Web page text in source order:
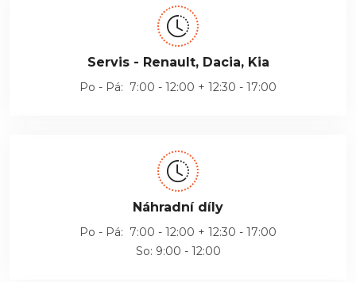
Servis - Renault, Dacia, Kia
Po - Pá: 7:00 - 12:00 + 12:30 - 17:00
Náhradní díly
Po - Pá: 7:00 - 12:00 + 12:30 - 17:00
So: 9:00 - 12:00